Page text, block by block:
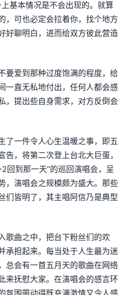
基本情况是不会出现的。就算
，可也必定会拉着你，找个地方
好聊明白，进而给双方彼此营造
要爱到那种过度饱满的程度，给
一直无私地付出，任何人都会感
，提出些自身需求，对方反倒会
了一件令人心生温暖之事，即五
告，将第二次登上台北大巨蛋，
回到那一天”的巡回演唱会，呈
，演唱会之规模颇为盛大。那些
们皆明了，其主唱阿信乃是典型
歌曲之中，把台下粉丝们的欢
承担起来。每当处于人生最为迷
总会有一首五月天的歌曲在网络
来抚慰大家。在演唱会的感言环
氛围带动得既充满激情又令人感